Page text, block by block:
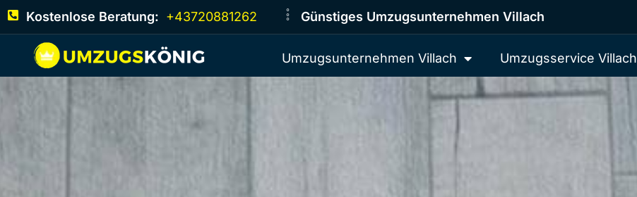
Kostenlose Beratung: +43720881262 Günstiges Umzugsunternehmen Villach
Umzugsunternehmen Villach Umzugsservice Villach